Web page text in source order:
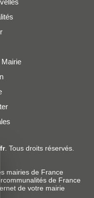
Mairie
. Tous droits réservés.
mairies de France
de France
de votre mairie